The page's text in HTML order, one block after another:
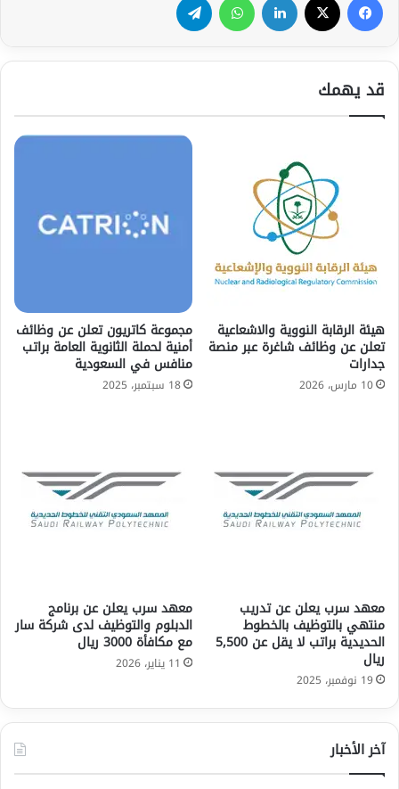
قد يهمك
هيئة الرقابة النووية والاشعاعية
تعلن عن وظائف شاغرة عبر منصة
جدارات
10 مارس، 2026
مجموعة كاتريون تعلن عن وظائف
أمنية لحملة الثانوية العامة براتب
منافس في السعودية
18 سبتمبر، 2025
معهد سرب يعلن عن تدريب
منتهي بالتوظيف بالخطوط
الحديدية براتب لا يقل عن 5,500
ريال
19 نوفمبر، 2025
معهد سرب يعلن عن برنامج
الدبلوم والتوظيف لدى شركة سار
مع مكافأة 3000 ريال
11 يناير، 2026
آخر الأخبار